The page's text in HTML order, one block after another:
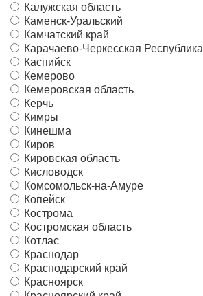
Калужская область
Каменск-Уральский
Камчатский край
Карачаево-Черкесская Республика
Каспийск
Кемерово
Кемеровская область
Керчь
Кимры
Кинешма
Киров
Кировская область
Кисловодск
Комсомольск-на-Амуре
Копейск
Кострома
Костромская область
Котлас
Краснодар
Краснодарский край
Красноярск